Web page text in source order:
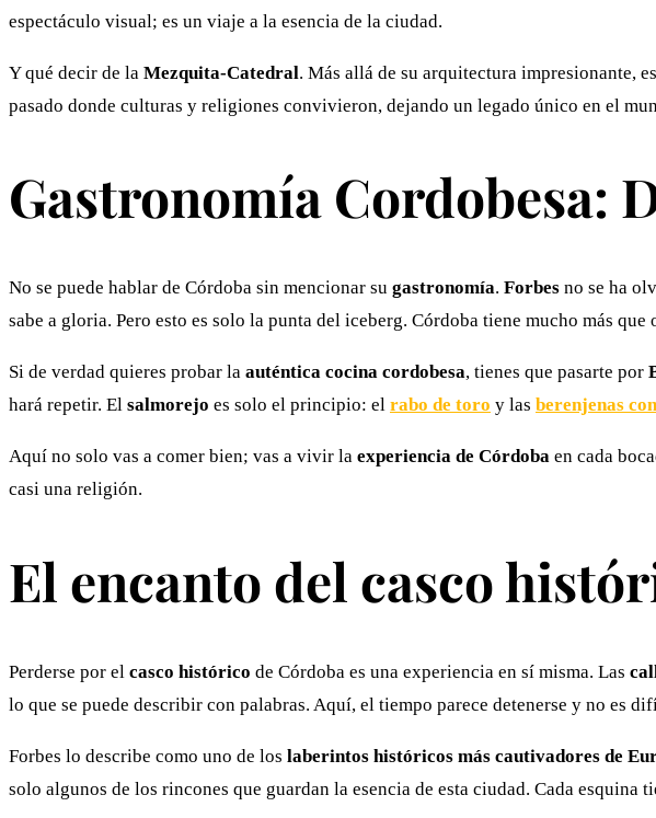
espectáculo visual; es un viaje a la esencia de la ciudad.
Y qué decir de la Mezquita-Catedral. Más allá de su arquitectura impresionante,
pasado donde culturas y religiones convivieron, dejando un legado único en el
Gastronomía Cordobesa:
No se puede hablar de Córdoba sin mencionar su gastronomía. Forbes no se ha
sabe a gloria. Pero esto es solo la punta del iceberg. Córdoba tiene mucho más que
Si de verdad quieres probar la auténtica cocina cordobesa, tienes que pasarte por
hará repetir. El salmorejo es solo el principio: el rabo de toro y las berenjenas
Aquí no solo vas a comer bien; vas a vivir la experiencia de Córdoba en cada
casi una religión.
El encanto del casco
Perderse por el casco histórico de Córdoba es una experiencia en sí misma. Las
lo que se puede describir con palabras. Aquí, el tiempo parece detenerse y no es
Forbes lo describe como uno de los laberintos históricos más cautivadores de
solo algunos de los rincones que guardan la esencia de esta ciudad. Cada